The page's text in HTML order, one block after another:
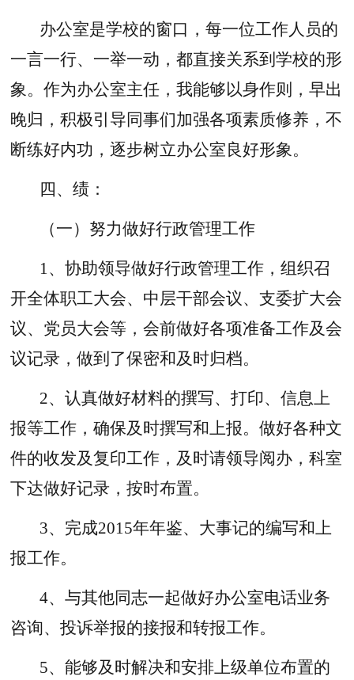
办公室是学校的窗口，每一位工作人员的
一言一行、一举一动，都直接关系到学校的形
象。作为办公室主任，我能够以身作则，早出
晚归，积极引导同事们加强各项素质修养，不
断练好内功，逐步树立办公室良好形象。
四、绩：
（一）努力做好行政管理工作
1、协助领导做好行政管理工作，组织召
开全体职工大会、中层干部会议、支委扩大会
议、党员大会等，会前做好各项准备工作及会
议记录，做到了保密和及时归档。
2、认真做好材料的撰写、打印、信息上
报等工作，确保及时撰写和上报。做好各种文
件的收发及复印工作，及时请领导阅办，科室
下达做好记录，按时布置。
3、完成2015年年鉴、大事记的编写和上
报工作。
4、与其他同志一起做好办公室电话业务
咨询、投诉举报的接报和转报工作。
5、能够及时解决和安排上级单位布置的